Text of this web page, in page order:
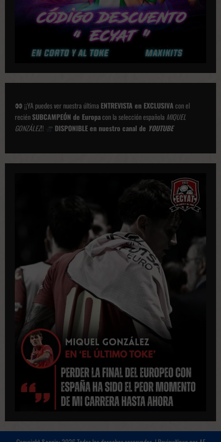
¡¡YA puedes ver nuestra última ENTREVISTA en EXCLUSIVAcon el
reciénSUBCAMPEÓN de Europacon la selección española MIQUEL
GONZÁLEZ!! DISPONIBLE en nuestro canal de YOUTUBE